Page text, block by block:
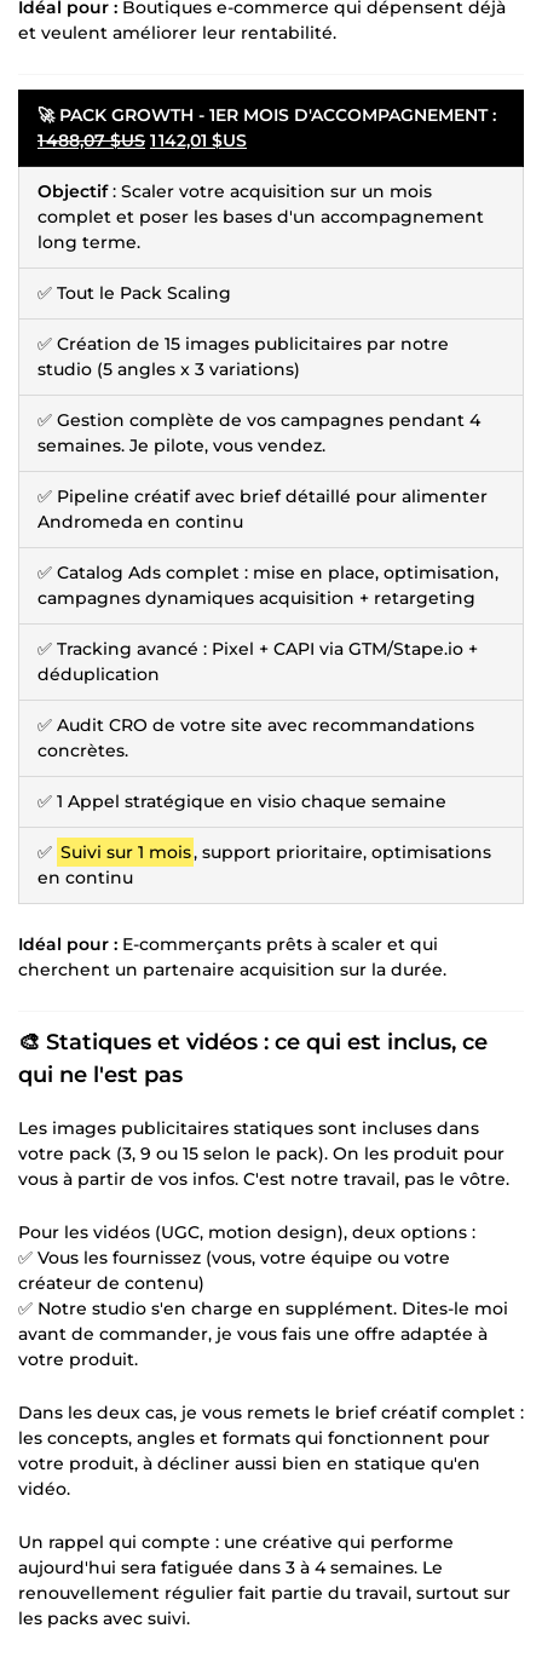
Idéal pour : Boutiques e-commerce qui dépensent déjà
et veulent améliorer leur rentabilité.
🚀 PACK GROWTH - 1ER MOIS D'ACCOMPAGNEMENT :
1 488,07 $US 1 142,01 $US
Objectif: Scaler votre acquisition sur un mois
complet et poser les bases d'un accompagnement
long terme.
✅ Tout le Pack Scaling
✅ Création de 15 images publicitaires par notre
studio (5 angles x 3 variations)
✅ Gestion complète de vos campagnes pendant 4
semaines. Je pilote, vous vendez.
✅ Pipeline créatif avec brief détaillé pour alimenter
Andromeda en continu
✅ Catalog Ads complet : mise en place, optimisation,
campagnes dynamiques acquisition + retargeting
✅ Tracking avancé : Pixel + CAPI via GTM/Stape.io +
déduplication
✅ Audit CRO de votre site avec recommandations
concrètes.
✅ 1 Appel stratégique en visio chaque semaine
✅ Suivi sur 1 mois, support prioritaire, optimisations
en continu
Idéal pour : E-commerçants prêts à scaler et qui
cherchent un partenaire acquisition sur la durée.
🎨 Statiques et vidéos : ce qui est inclus, ce
qui ne l'est pas
Les images publicitaires statiques sont incluses dans
votre pack (3, 9 ou 15 selon le pack). On les produit pour
vous à partir de vos infos. C'est notre travail, pas le vôtre.
Pour les vidéos (UGC, motion design), deux options :
✅ Vous les fournissez (vous, votre équipe ou votre
créateur de contenu)
✅ Notre studio s'en charge en supplément. Dites-le moi
avant de commander, je vous fais une offre adaptée à
votre produit.
Dans les deux cas, je vous remets le brief créatif complet :
les concepts, angles et formats qui fonctionnent pour
votre produit, à décliner aussi bien en statique qu'en
vidéo.
Un rappel qui compte : une créative qui performe
aujourd'hui sera fatiguée dans 3 à 4 semaines. Le
renouvellement régulier fait partie du travail, surtout sur
les packs avec suivi.